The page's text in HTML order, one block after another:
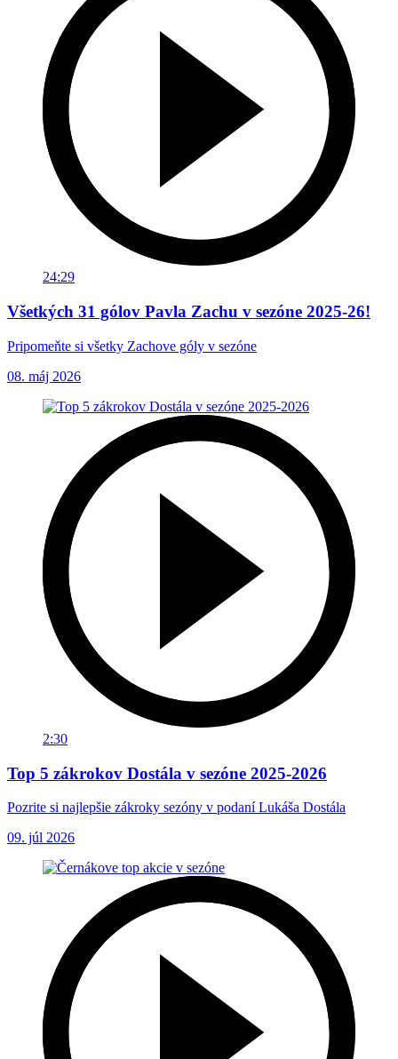
24:29
Všetkých 31 gólov Pavla Zachu v sezóne 2025-26!
Pripomeňte si všetky Zachove góly v sezóne
08. máj 2026
2:30
Top 5 zákrokov Dostála v sezóne 2025-2026
Pozrite si najlepšie zákroky sezóny v podaní Lukáša Dostála
09. júl 2026